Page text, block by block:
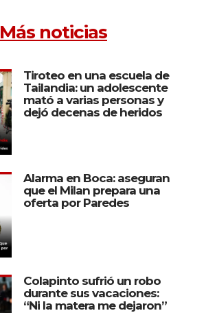
Más noticias
Tiroteo en una escuela de
Tailandia: un adolescente
mató a varias personas y
dejó decenas de heridos
Alarma en Boca: aseguran
que el Milan prepara una
oferta por Paredes
Colapinto sufrió un robo
durante sus vacaciones:
“Ni la matera me dejaron”